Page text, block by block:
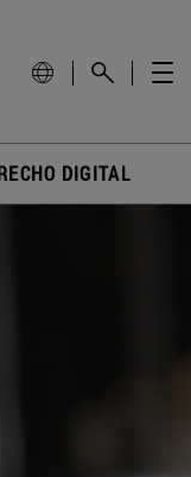
DIGITAL